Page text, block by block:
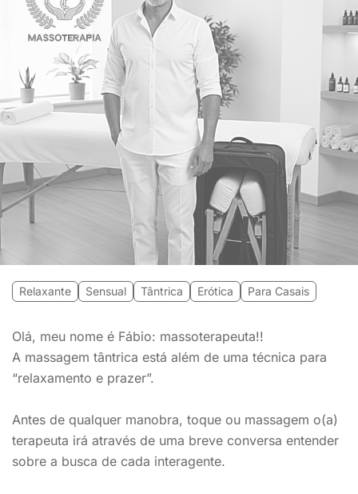
Relaxante Sensual Tântrica Erótica Para Casais
Olá, meu nome é Fábio: massoterapeuta!!
A massagem tântrica está além de uma técnica para
“relaxamento e prazer”.
Antes de qualquer manobra, toque ou massagem o(a)
terapeuta irá através de uma breve conversa entender
sobre a busca de cada interagente.